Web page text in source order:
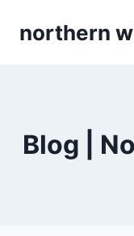
northern
Blog |